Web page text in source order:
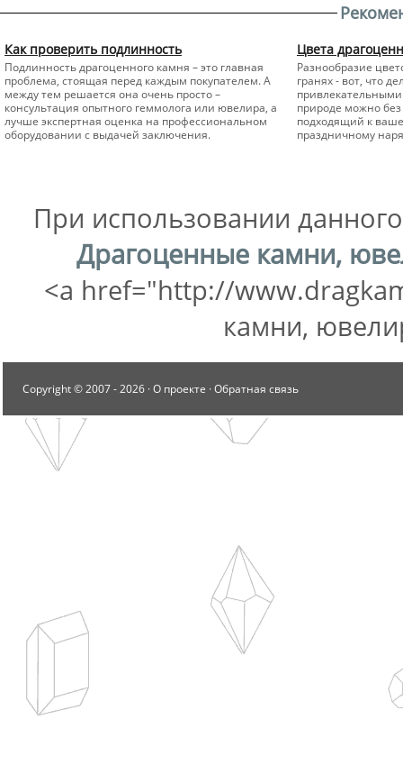
Как проверить подлинность
Подлинность драгоценного камня – это главная
проблема, стоящая перед каждым покупателем. А
между тем решается она очень просто –
консультация опытного геммолога или ювелира, а
лучше экспертная оценка на профессиональном
оборудовании с выдачей заключения.
Цвета
Разнообразие
гранях - вот, что
природе можно
подходящий к
праздничному
При использовании
Драгоценные камни,
<a href="http://
камни,
Copyright © 2007 -2026 ·О проекте ·Обратная связь